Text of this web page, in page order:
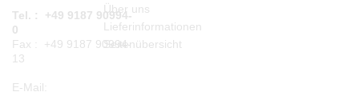
Tel. : +49 9187 90994-
0
Fax : +49 9187 90994-
13
E-Mail:
Über uns
Lieferinformationen
Seitenübersicht